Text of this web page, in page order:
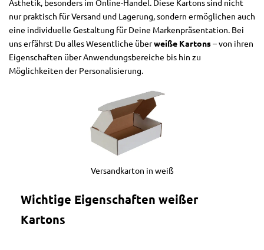
Ästhetik, besonders im Online-Handel. Diese Kartons sind nicht
nur praktisch für Versand und Lagerung, sondern ermöglichen auch
eine individuelle Gestaltung für Deine Markenpräsentation. Bei
uns erfährst Du alles Wesentliche überweiße Kartons– von ihren
Eigenschaften über Anwendungsbereiche bis hin zu
Möglichkeiten der Personalisierung.
Versandkarton in weiß
Wichtige Eigenschaften weißer
Kartons